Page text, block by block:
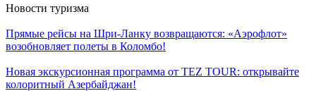
Новости туризма
Прямые рейсы на Шри-Ланку возвращаются: «Аэрофлот»
возобновляет полеты в Коломбо!
Новая экскурсионная программа от TEZ TOUR: открывайте
колоритный Азербайджан!